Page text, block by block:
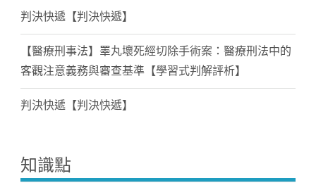
判決快遞【判決快遞】
【醫療刑事法】睪丸壞死經切除手術案：醫療刑法中的
客觀注意義務與審查基準【學習式判解評析】
判決快遞【判決快遞】
知識點